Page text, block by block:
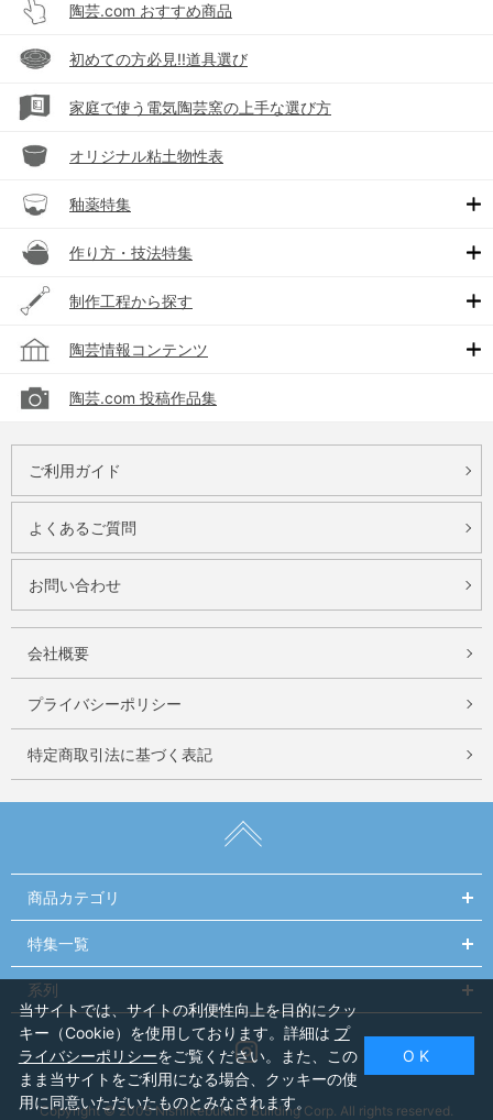
陶芸.com おすすめ商品
初めての方必見!!道具選び
家庭で使う電気陶芸窯の上手な選び方
オリジナル粘土物性表
釉薬特集
作り方・技法特集
制作工程から探す
陶芸情報コンテンツ
陶芸.com 投稿作品集
ご利用ガイド
よくあるご質問
お問い合わせ
会社概要
プライバシーポリシー
特定商取引法に基づく表記
商品カテゴリ
特集一覧
系列
Instagram
Copyright © 2005 Nishiikebukuro Building Corp. All rights reserved.
当サイトでは、サイトの利便性向上を目的にクッ
キー（Cookie）を使用しております。詳細は プ
ライバシーポリシーをご覧ください。また、この
まま当サイトをご利用になる場合、クッキーの使
用に同意いただいたものとみなされます。
O K